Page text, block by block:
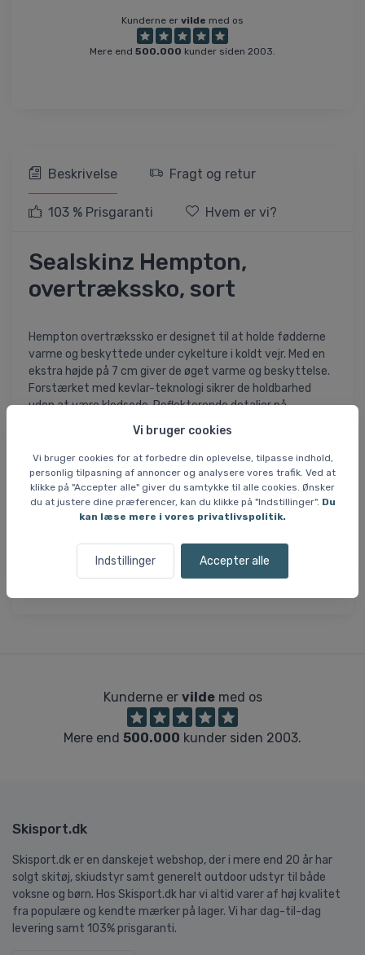
Vi bruger cookies
Vi bruger cookies for at forbedre din oplevelse, tilpasse indhold,
personlig tilpasning af annoncer og analysere vores trafik. Ved at
klikke på "Accepter alle" giver du samtykke til alle cookies. Ønsker
du at justere dine præferencer, kan du klikke på "Indstillinger". Du
kan læse mere i vores privatlivspolitik.
Indstillinger Accepter alle
Kunderne er vilde med os
Mere end 500.000 kunder siden 2003.
Beskrivelse Fragt og retur
103 % Prisgaranti Hvem er vi?
Sealskinz Hempton,
overtrækssko, sort
Hempton overtrækssko er designet til at holde fødderne
varme og beskyttede under cykelture i koldt vejr. Med en
ekstra højde på 7 cm giver de øget varme og beskyttelse.
Forstærket med kevlar-teknologi sikrer de holdbarhed
uden at være klodsede. Reflekterende detaljer på
manchet, bagpå og ved hælen øger synligheden og
Specifikationer og features:
- Vandafvisende materiale beskytter mod fugt.
- Reflekterende detaljer for øget synlighed.
- Letvægtsdesign med kevlar for slidstyrke.
- Nem at tage på med bageste trækstrop.
- Reflekser på manchet, bagpå og hæl for bedre sikkerhed i
svagt lys.
Kunderne er vildemed os
Mere end 500.000 kunder siden 2003.
Skisport.dk
Skisport.dk er en danskejet webshop, der i mere end 20 år har
solgt skitøj, skiudstyr samt generelt outdoor udstyr til både
voksne og børn. Hos Skisport.dk har vi altid varer af høj kvalitet
fra populære og kendte mærker på lager. Vi har dag-til-dag
levering samt 103% prisgaranti.